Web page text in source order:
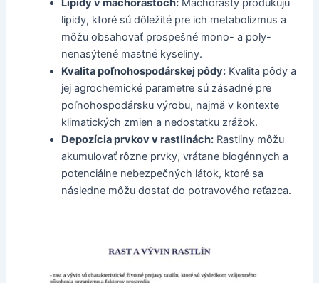
Lipidy v machorastoch: Machorasty produkujú
lipidy, ktoré sú dôležité pre ich metabolizmus a
môžu obsahovať prospešné mono- a poly-
nenasýtené mastné kyseliny.
Kvalita poľnohospodárskej pôdy: Kvalita pôdy a
jej agrochemické parametre sú zásadné pre
poľnohospodársku výrobu, najmä v kontexte
klimatických zmien a nedostatku zrážok.
Depozícia prvkov v rastlinách: Rastliny môžu
akumulovať rôzne prvky, vrátane biogénnych a
potenciálne nebezpečných látok, ktoré sa
následne môžu dostať do potravového reťazca.